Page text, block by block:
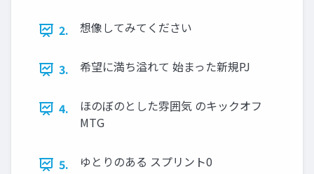
2. 想像してみてください
3. 希望に満ち溢れて 始まった新規PJ
4.
ほのぼのとした雰囲気 のキックオフ
MTG
5. ゆとりのある スプリント0